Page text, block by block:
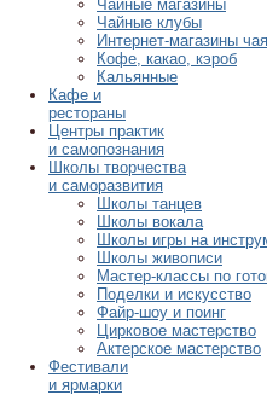
Чайные магазины
Чайные клубы
Интернет-магазины чая
Кофе, какао, кэроб
Кальянные
Кафе и
рестораны
Центры практик
и самопознания
Школы творчества
и саморазвития
Школы танцев
Школы вокала
Школы игры на
Школы живописи
Мастер-классы по
Поделки и искусство
Файр-шоу и поинг
Цирковое мастерство
Актерское мастерство
Фестивали
и ярмарки